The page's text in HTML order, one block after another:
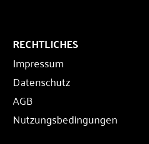
RECHTLICHES
Impressum
Datenschutz
AGB
Nutzungsbedingungen